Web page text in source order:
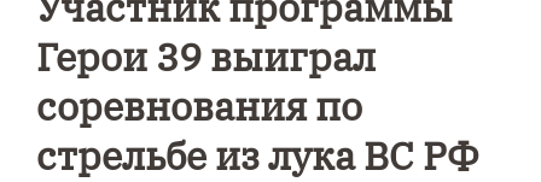
Герои 39 выиграл
соревнования по
стрельбе из лука ВС РФ